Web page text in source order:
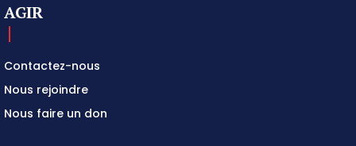
AGIR
Contactez-nous
Nous rejoindre
Nous faire un don